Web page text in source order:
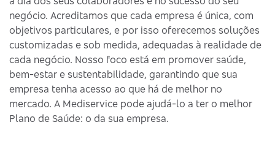
negócio. Acreditamos que cada empresa é única, com
objetivos particulares, e por isso oferecemos soluções
customizadas e sob medida, adequadas à realidade de
cada negócio. Nosso foco está em promover saúde,
bem-estar e sustentabilidade, garantindo que sua
empresa tenha acesso ao que há de melhor no
mercado. A Mediservice pode ajudá-lo a ter o melhor
Plano de Saúde: o da sua empresa.